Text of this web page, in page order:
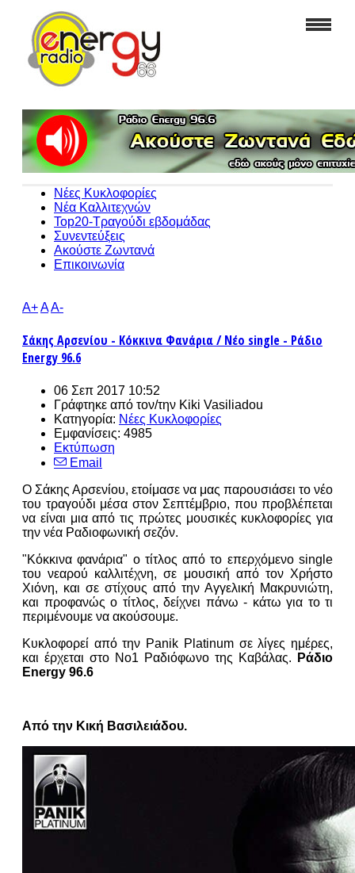
Νέες Κυκλοφορίες
Νέα Καλλιτεχνών
Top20-Τραγούδι εβδομάδας
Συνεντεύξεις
Ακούστε Ζωντανά
Επικοινωνία
A+AA-
Σάκης Αρσενίου - Κόκκινα Φανάρια / Νέο single - Ράδιο
Energy 96.6
06 Σεπ 2017 10:52
Γράφτηκε από τον/την Kiki Vasiliadou
Κατηγορία: Νέες Κυκλοφορίες
Εμφανίσεις: 4985
Εκτύπωση
Email
Ο Σάκης Αρσενίου, ετοίμασε να μας παρουσιάσει το νέο
του τραγούδι μέσα στον Σεπτέμβριο, που προβλέπεται
να είναι μια από τις πρώτες μουσικές κυκλοφορίες για
την νέα Ραδιοφωνική σεζόν.
"Κόκκινα φανάρια" ο τίτλος από το επερχόμενο single
του νεαρού καλλιτέχνη, σε μουσική από τον Χρήστο
Χιόνη, και σε στίχους από την Αγγελική Μακρυνιώτη,
και προφανώς ο τίτλος, δείχνει πάνω - κάτω για το τι
περιμένουμε να ακούσουμε.
Κυκλοφορεί από την Panik Platinum σε λίγες ημέρες,
και έρχεται στο Νο1 Ραδιόφωνο της Καβάλας. Ράδιο
Energy 96.6
Από την Κική Βασιλειάδου.